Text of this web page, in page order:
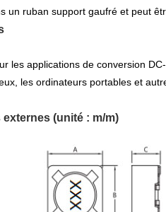
un ruban support gaufré et peut
les applications de conversion
les ordinateurs portables et
externes (unité : m/m)